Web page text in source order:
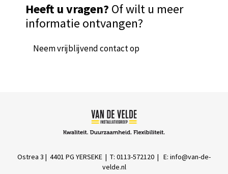
Heeft u vragen? Of wilt u meer
informatie ontvangen?
Neem vrijblijvend contact op
Ostrea 3 | 4401 PG YERSEKE | T: 0113-572120 | E: info@van-de-
velde.nl